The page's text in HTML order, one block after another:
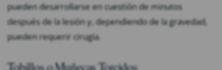
pueden desarrollarse en cuestión de minutos
después de la lesión y, dependiendo de la gravedad,
pueden requerir cirugía.
Tobillos o Muñecas Torcidos